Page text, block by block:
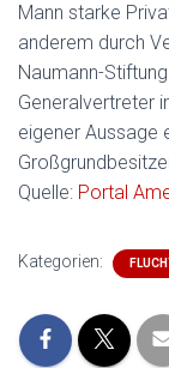
Mann starke
anderem durch
Naumann-
Generalvertreter
eigener Aussage
Quelle: Portal
Kategorien: